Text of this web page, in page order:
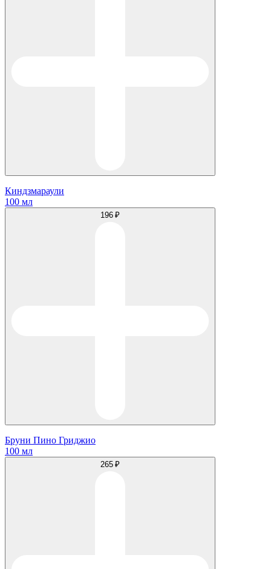
Киндзмараули
100 мл
196 ₽
Бруни Пино Гриджио
100 мл
265 ₽